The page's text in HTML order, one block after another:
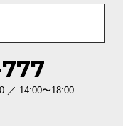
／ 14:00〜18:00